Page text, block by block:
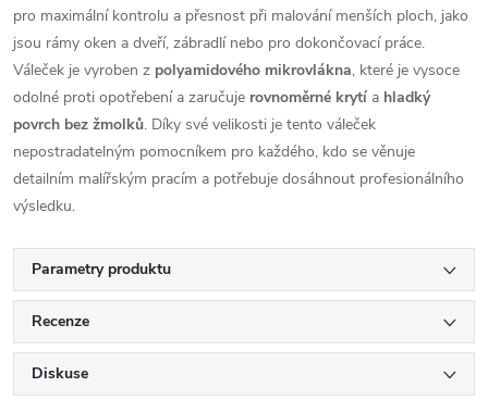
pro maximální kontrolu a přesnost při malování menších ploch, jako
jsou rámy oken a dveří, zábradlí nebo pro dokončovací práce.
Váleček je vyroben z polyamidového mikrovlákna, které je vysoce
odolné proti opotřebení a zaručuje rovnoměrné krytí a hladký
povrch bez žmolků. Díky své velikosti je tento váleček
nepostradatelným pomocníkem pro každého, kdo se věnuje
detailním malířským pracím a potřebuje dosáhnout profesionálního
výsledku.
Parametry produktu
Recenze
Diskuse